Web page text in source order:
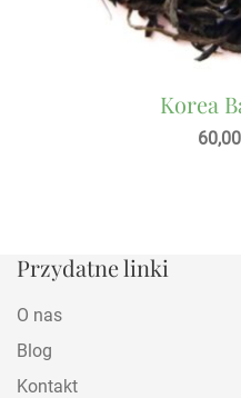
Korea
60,00
Przydatne linki
O nas
Blog
Kontakt